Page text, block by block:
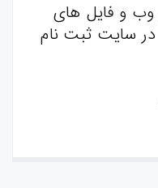
و فایل های
در سایت ثبت نام